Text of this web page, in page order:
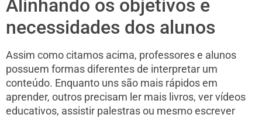
Alinhando os objetivos e
necessidades dos alunos
Assim como citamos acima, professores e alunos
possuem formas diferentes de interpretar um
conteúdo. Enquanto uns são mais rápidos em
aprender, outros precisam ler mais livros, ver vídeos
educativos, assistir palestras ou mesmo escrever